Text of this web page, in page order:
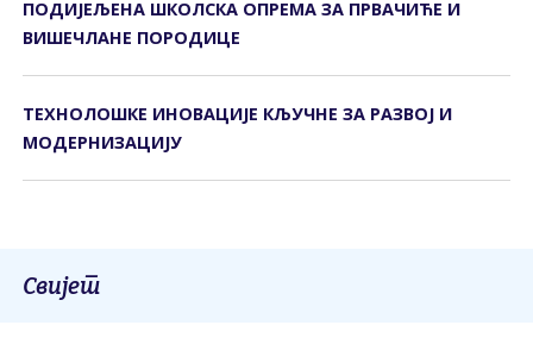
ПОДИЈЕЉЕНА ШКОЛСКА ОПРЕМА ЗА ПРВАЧИЋЕ И
ВИШЕЧЛАНЕ ПОРОДИЦЕ
ТЕХНОЛОШКЕ ИНОВАЦИЈЕ КЉУЧНЕ ЗА РАЗВОЈ И
МОДЕРНИЗАЦИЈУ
Свијет